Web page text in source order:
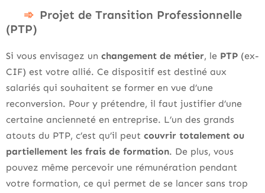
Projet de Transition Professionnelle
(PTP)
Si vous envisagez un changement de métier, le PTP (ex-
CIF) est votre allié. Ce dispositif est destiné aux
salariés qui souhaitent se former en vue d’une
reconversion. Pour y prétendre, il faut justifier d’une
certaine ancienneté en entreprise. L’un des grands
atouts du PTP, c’est qu’il peut couvrir totalement ou
partiellement les frais de formation. De plus, vous
pouvez même percevoir une rémunération pendant
votre formation, ce qui permet de se lancer sans trop